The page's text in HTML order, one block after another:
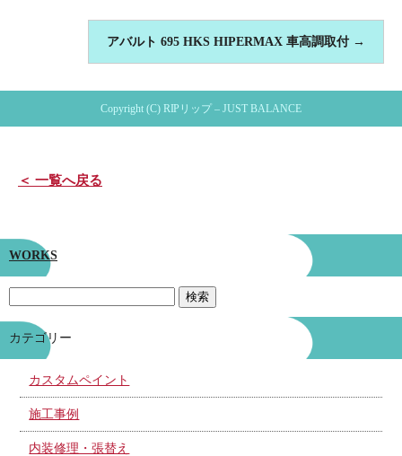
アバルト 695 HKS HIPERMAX 車高調取付 →
Copyright (C) RIPリップ – JUST BALANCE
＜ 一覧へ戻る
WORKS
カテゴリー
カスタムペイント
施工事例
内装修理・張替え